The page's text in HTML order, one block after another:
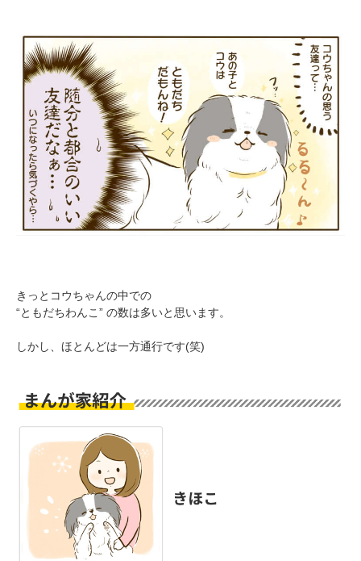
きっとコウちゃんの中での
“ともだちわんこ” の数は多いと思います。
しかし、ほとんどは一方通行です(笑)
いぬ部をフォロー
ねこ部をフォロー
PECOアプリをダウンロード済みの方
アプリで開く
アプリをダウンロードする